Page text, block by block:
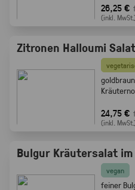
26,25 €
(inkl.
Zitronen Halloumi
24,75 €
(inkl.
Bulgur Kräutersalat im
vegan
feiner